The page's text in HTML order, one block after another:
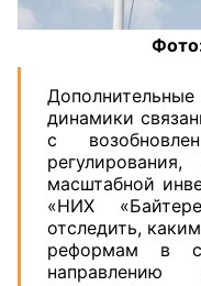
динамики
с
масштабной
«НИХ
отследить,
реформам в
направлению